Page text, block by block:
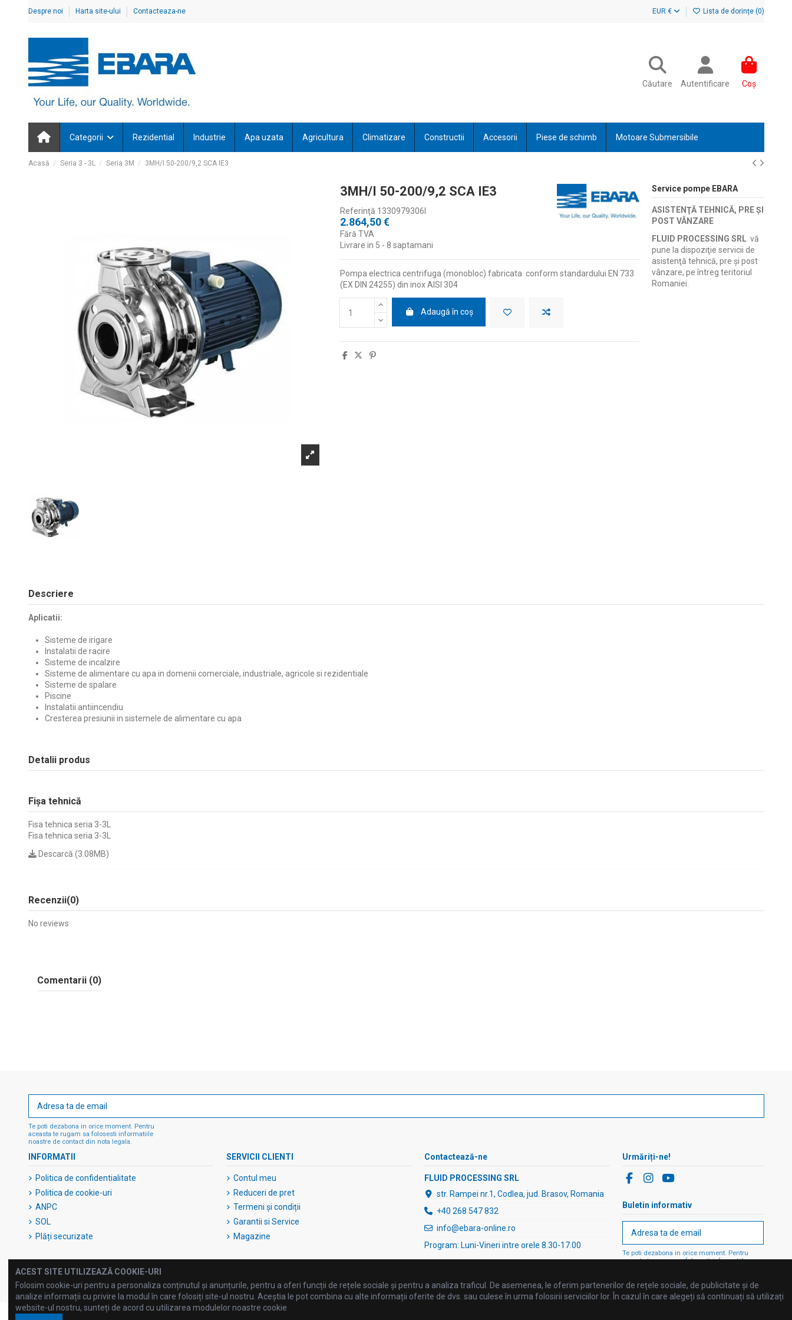
Despre noi Harta site-ului Contacteaza-ne EUR € Lista de dorințe (0)
Căutare Autentificare Coș
Categorii Rezidential Industrie Apa uzata Agricultura Climatizare Constructii Accesorii Piese de schimb Motoare Submersibile
Acasă Seria 3 - 3L Seria 3M 3MH/I 50-200/9,2 SCA IE3
3MH/I 50-200/9,2 SCA IE3
Referinţă 1330979306I
2.864,50 €
Fără TVA
Livrare in 5 - 8 saptamani
Pompa electrica centrifuga (monobloc) fabricata conform standardului EN 733
(EX DIN 24255) din inox AISI 304
Adaugă în coș
Service pompe EBARA
ASISTENŢĂ TEHNICĂ, PRE ŞI
POST VÂNZARE
FLUID PROCESSING SRLvă
pune la dispoziţie servicii de
asistenţă tehnică, pre şi post
vânzare, pe întreg teritoriul
Romaniei.
Descriere
Aplicatii:
Sisteme de irigare
Instalatii de racire
Sisteme de incalzire
Sisteme de alimentare cu apa in domenii comerciale, industriale, agricole si rezidentiale
Sisteme de spalare
Piscine
Instalatii antiincendiu
Cresterea presiunii in sistemele de alimentare cu apa
Detalii produs
Fișa tehnică
Fisa tehnica seria 3-3L
Fisa tehnica seria 3-3L
Descarcă (3.08MB)
Recenzii(0)
No reviews
Comentarii (0)
Te poti dezabona in orice moment. Pentru
aceasta te rugam sa folosesti informatiile
noastre de contact din nota legala.
INFORMATII
Politica de confidentialitate
Politica de cookie-uri
ANPC
SOL
Plăți securizate
SERVICII CLIENTI
Contul meu
Reduceri de pret
Termeni și condiții
Garantii si Service
Magazine
Contactează-ne
FLUID PROCESSING SRL
str. Rampei nr.1, Codlea, jud. Brasov, Romania
+40 268 547 832
info@ebara-online.ro
Program: Luni-Vineri intre orele 8.30-17.00
Urmăriți-ne!
Buletin informativ
Te poti dezabona in orice moment. Pentru
aceasta te rugam sa folosesti informatiile
ACEST SITE UTILIZEAZĂ COOKIE-URI
Folosim cookie-uri pentru a personaliza conținutul și anunțurile, pentru a oferi funcții de rețele sociale și pentru a analiza traficul. De asemenea, le oferim partenerilor de rețele sociale, de publicitate și de
analize informații cu privire la modul în care folosiți site-ul nostru. Aceștia le pot combina cu alte informații oferite de dvs. sau culese în urma folosirii serviciilor lor. În cazul în care alegeți să continuați să utilizați
website-ul nostru, sunteți de acord cu utilizarea modulelor noastre cookie